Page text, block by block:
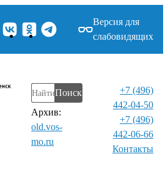
Версия для
слабовидящих
Поиск
Архив:
old.vos-
mo.ru
+7 (496)
442-04-50
+7 (496)
442-06-66
Контакты⁠